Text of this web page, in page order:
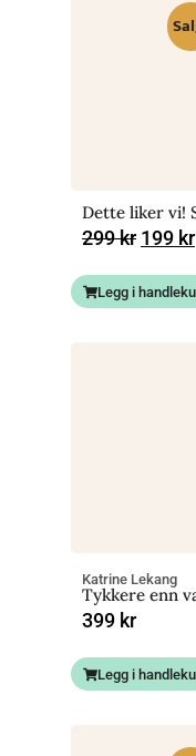
299kr 199 kr
Legg i
Katrine Lekang
399 kr
Legg i